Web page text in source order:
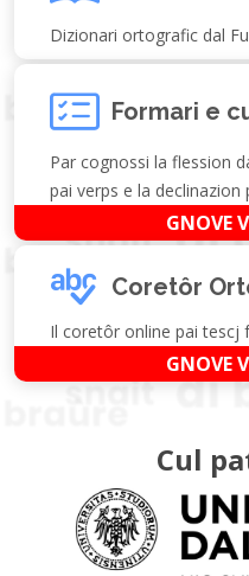
Dizionari ortografic dal
Formari e
Par cognossi la flession
pai verps e la declinazion
GNOVE
Coretôr
Il coretôr online pai tescj
GNOVE
Cul